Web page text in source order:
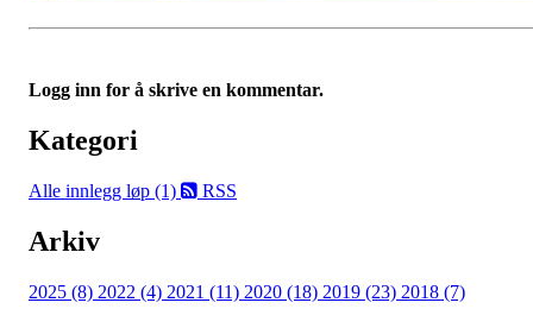
Logg inn for å skrive en kommentar.
Kategori
Alle innlegg løp (1) RSS
Arkiv
2025 (8) 2022 (4) 2021 (11) 2020 (18) 2019 (23) 2018 (7)